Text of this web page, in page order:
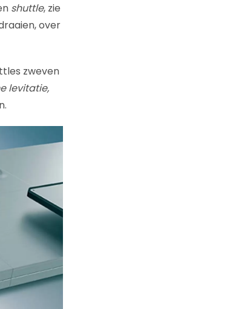
shuttle, zie
over
zweven
levitatie,